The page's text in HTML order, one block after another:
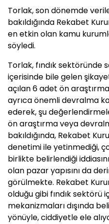
Torlak, son dönemde
bakıldığında Rekabet
en etkin olan kamu
söyledi.
Torlak, fındık sektöründe
içerisinde bile gelen
açılan 6 adet ön
ayrıca önemli devralma
ederek, şu
ön araştırma veya
bakıldığında, Rekabet
denetimi ile yetinmediği,
birlikte belirlendiği
olan pazar yapısını da
görülmekte. Rekabet
olduğu gibi fındık sektörü
mekanizmaları dışında
yönüyle, ciddiyetle ele